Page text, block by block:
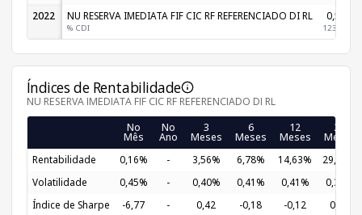
2022 NU RESERVA IMEDIATA FIF CIC RF REFERENCIADO DI RL
% CDI
0,52%
123,77%
Índices de Rentabilidade
NU RESERVA IMEDIATA FIF CIC RF REFERENCIADO DI RL
No
Mês
No
Ano
3
Meses
6
Meses
12
Meses
24
Meses
Rentabilidade 0,16% - 3,56% 6,78% 14,63%
29,26%
Volatilidade
0,45% - 0,40% 0,41% 0,41%
0,39%
Índice de Sharpe
-6,77 - 0,42 -0,18 -0,12 0,07